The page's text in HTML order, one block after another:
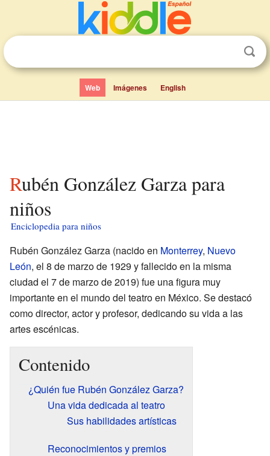
Web Imágenes English
Rubén González Garza para
niños
Enciclopedia para niños
Rubén González Garza (nacido en Monterrey, Nuevo
León, el 8 de marzo de 1929 y fallecido en la misma
ciudad el 7 de marzo de 2019) fue una figura muy
importante en el mundo del teatro en México. Se destacó
como director, actor y profesor, dedicando su vida a las
artes escénicas.
Contenido
¿Quién fue Rubén González Garza?
Una vida dedicada al teatro
Sus habilidades artísticas
Reconocimientos y premios